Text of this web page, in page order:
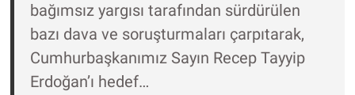
bağımsız yargısı tarafından sürdürülen
bazı dava ve soruşturmaları çarpıtarak,
Cumhurbaşkanımız Sayın Recep Tayyip
Erdoğan’ı hedef…